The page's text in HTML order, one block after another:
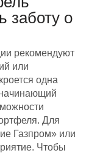
заботу о
рекомендуют
или
одна
Для
Газпром» или
Чтобы